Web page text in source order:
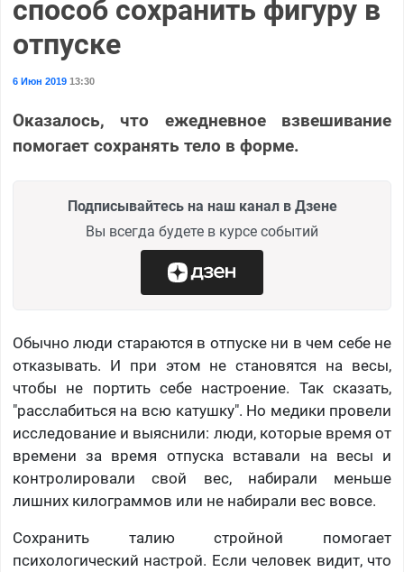
способ сохранить фигуру в
отпуске
6 Июн 201913:30
Оказалось, что ежедневное взвешивание
помогает сохранять тело в форме.
Подписывайтесь на наш канал в Дзене
Вы всегда будете в курсе событий
Обычно люди стараются в отпуске ни в чем себе не
отказывать. И при этом не становятся на весы,
чтобы не портить себе настроение. Так сказать,
"расслабиться на всю катушку". Но медики провели
исследование и выяснили: люди, которые время от
времени за время отпуска вставали на весы и
контролировали свой вес, набирали меньше
лишних килограммов или не набирали вес вовсе.
Сохранить талию стройной помогает
психологический настрой. Если человек видит, что